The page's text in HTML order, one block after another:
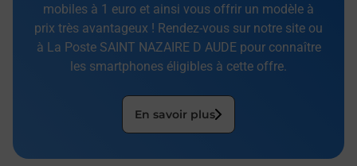
mobiles à 1 euro et ainsi vous offrir un modèle à
prix très avantageux ! Rendez-vous sur notre site ou
à La Poste SAINT NAZAIRE D AUDE pour connaître
les smartphones éligibles à cette offre.
En savoir plus